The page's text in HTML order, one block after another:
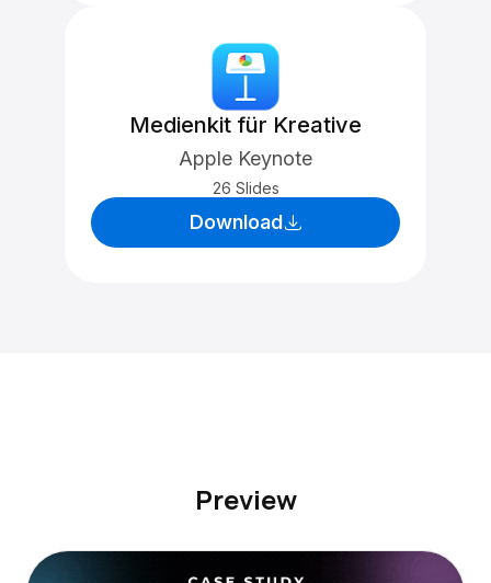
Medienkit für Kreative
Apple Keynote
26 Slides
Download
Preview